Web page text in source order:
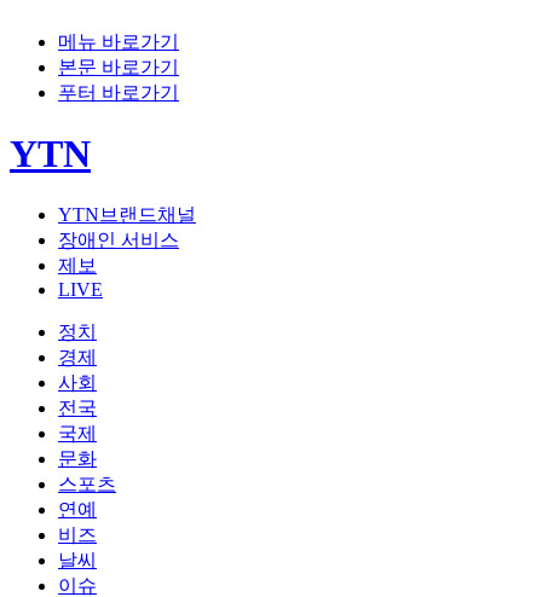
메뉴 바로가기
본문 바로가기
푸터 바로가기
YTN
YTN브랜드채널
장애인 서비스
제보
LIVE
정치
경제
사회
전국
국제
문화
스포츠
연예
비즈
날씨
이슈